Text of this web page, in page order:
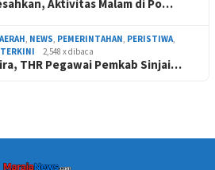
Aktivitas Malam di Po…
, NEWS, PEMERINTAHAN, PERISTIWA,
TERKINI 2,548 x dibaca
THR Pegawai Pemkab Sinjai…